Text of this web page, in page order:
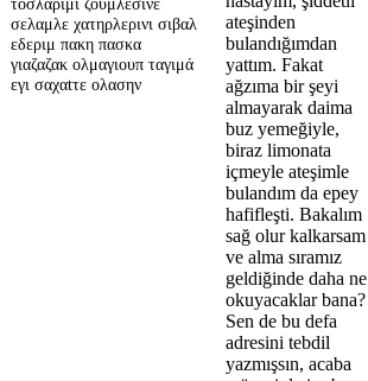
σελαμλε χατηρλερινι σιβαλ
εδεριμ πακη πασκα
γιαζαζακ ολμαγιουπ ταγιμά
εγι σαχαtτε ολασην
ateşinden
bulandığımdan
yattım. Fakat
ağzıma bir şeyi
almayarak daima
buz yemeğiyle,
biraz limonata
içmeyle ateşimle
bulandım da epey
hafifleşti. Bakalım
sağ olur kalkarsam
ve alma sıramız
geldiğinde daha ne
οkuyacaklar bana?
Sen de bu defa
adresini tebdil
yazmışsın, acaba